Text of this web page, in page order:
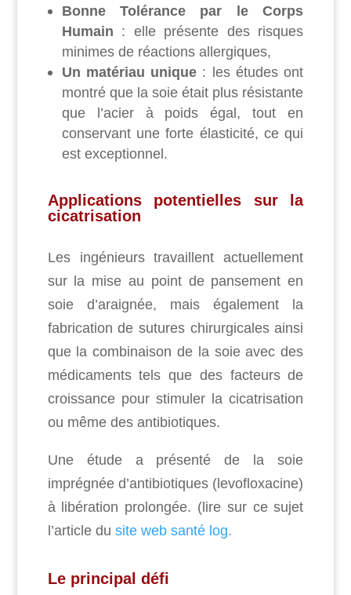
Bonne Tolérance par le Corps
Humain : elle présente des risques
minimes de réactions allergiques,
Un matériau unique : les études ont
montré que la soie était plus résistante
que l’acier à poids égal, tout en
conservant une forte élasticité, ce qui
est exceptionnel.
Applications potentielles sur la
cicatrisation
Les ingénieurs travaillent actuellement
sur la mise au point de pansement en
soie d’araignée, mais également la
fabrication de sutures chirurgicales ainsi
que la combinaison de la soie avec des
médicaments tels que des facteurs de
croissance pour stimuler la cicatrisation
ou même des antibiotiques.
Une étude a présenté de la soie
imprégnée d’antibiotiques (levofloxacine)
à libération prolongée. (lire sur ce sujet
l’article du site web santé log.
Le principal défi